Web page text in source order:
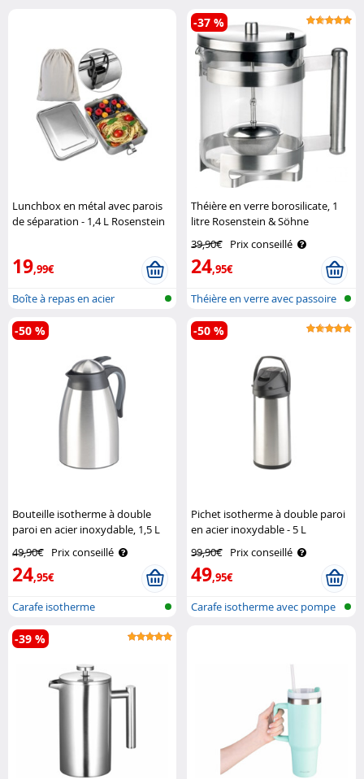
Lunchbox en métal avec parois
de séparation - 1,4 L Rosenstein
19,99€
Boîte à repas en acier
inoxydable
Théière en verre borosilicate, 1
litre Rosenstein & Söhne
39,90€ Prix conseillé
24,95€
-37 %
Théière en verre avec passoire
à th..
Bouteille isotherme à double
paroi en acier inoxydable, 1,5 L
Rosenstein & Söhne
49,90€ Prix conseillé
24,95€
-50 %
Carafe isotherme
Pichet isotherme à double paroi
en acier inoxydable - 5 L
Rosenstein & Söhne
99,90€ Prix conseillé
49,95€
-50 %
Carafe isotherme avec pompe
-39 %